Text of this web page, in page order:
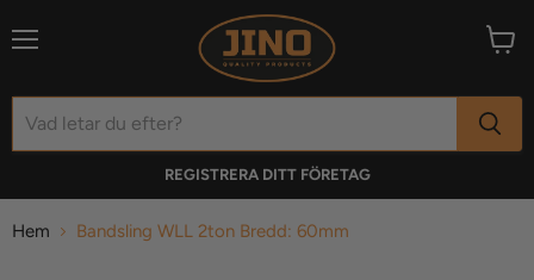
REGISTRERA DITT FÖRETAG
Hem Bandsling WLL 2ton Bredd: 60mm